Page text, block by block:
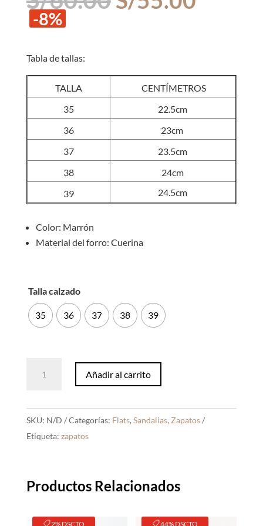
precio precio
-8%
Tabla de tallas:
TALLA
CENTÍMETROS
35
22.5cm
36
23cm
37
23.5cm
38
24cm
39
24.5cm
Color: Marrón
Material del forro: Cuerina
Talla calzado
35 36 37 38 39
Freya
Añadir al carrito
SKU: N/D Categorías: Flats, Sandalias, Zapatos
Etiqueta: zapatos
Productos Relacionados
2% DSCTO 44% DSCTO